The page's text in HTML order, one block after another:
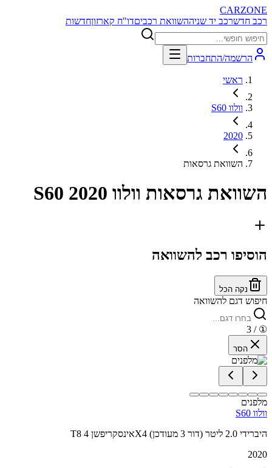
CARZONE
רכב חדשרכב יד שניההשוואת רכביםדו"ח קארזוןחדשות
הרשמה/התחברות
ראשי
וולוו S60
2020
השוואת גרסאות
השוואת גרסאות וולוו S60 2020
הוסיפו רכב להשוואה
נקה הכל
חיפוש דגם להשוואה
①
/ 3
הסר
מלפנים
וולוו S60
T8 אינסקריפשן 4X4 היברידי 2.0 ליטר (דור 3 מעודכן)
2020